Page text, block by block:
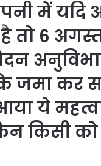
में यदि
तो 6
जमा कर
ये
किसी को